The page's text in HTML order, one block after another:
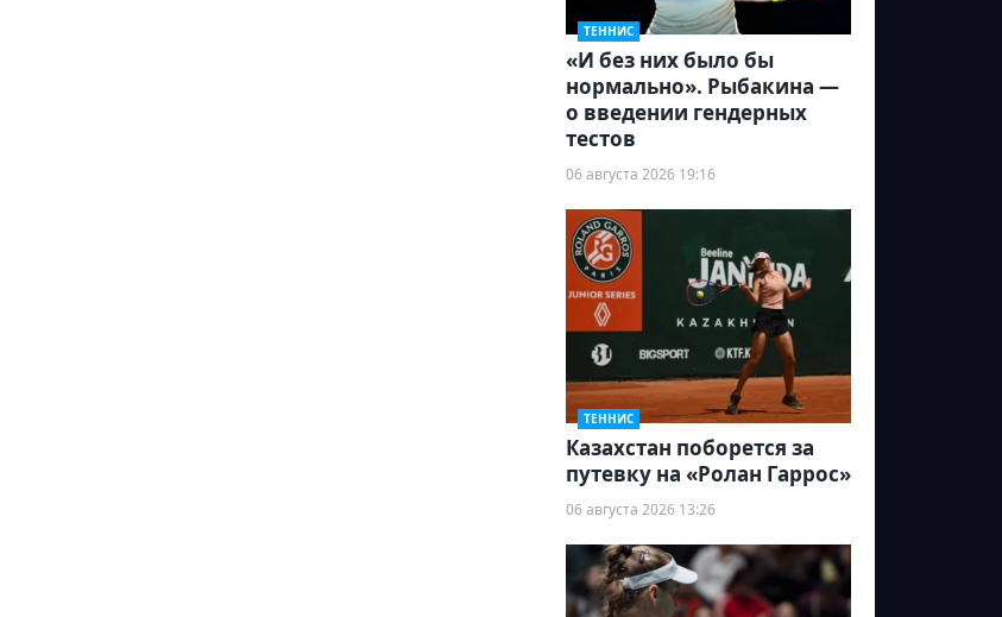
ТЕННИС
«И без них было бы
нормально». Рыбакина —
о введении гендерных
тестов
06 августа 2026 19:16
ТЕННИС
Казахстан поборется за
путевку на «Ролан Гаррос»
06 августа 2026 13:26